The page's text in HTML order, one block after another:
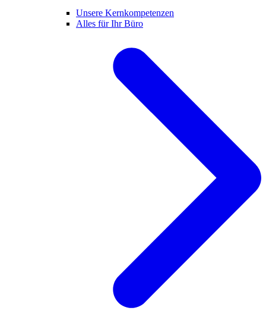
Unsere Kernkompetenzen
Alles für Ihr Büro